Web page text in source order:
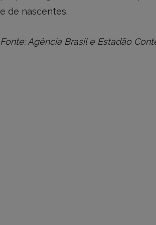
e de nascentes.
Fonte: Agência Brasil e Estadão